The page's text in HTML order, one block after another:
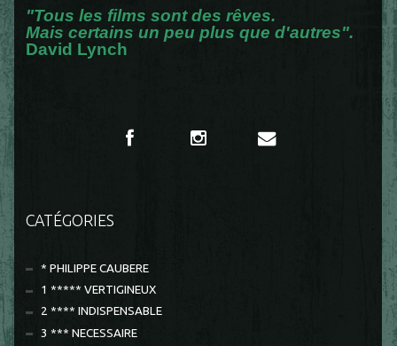
"Tous les films sont des rêves.
Mais certains un peu plus que d'autres".
David Lynch
CATÉGORIES
* PHILIPPE CAUBERE
1 ***** VERTIGINEUX
2 **** INDISPENSABLE
3 *** NECESSAIRE